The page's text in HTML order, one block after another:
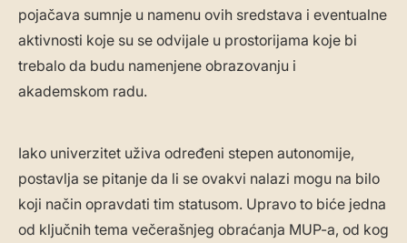
pojačava sumnje u namenu ovih sredstava i eventualne
aktivnosti koje su se odvijale u prostorijama koje bi
trebalo da budu namenjene obrazovanju i
akademskom radu.
Iako univerzitet uživa određeni stepen autonomije,
postavlja se pitanje da li se ovakvi nalazi mogu na bilo
koji način opravdati tim statusom. Upravo to biće jedna
od ključnih tema večerašnjeg obraćanja MUP-a, od kog